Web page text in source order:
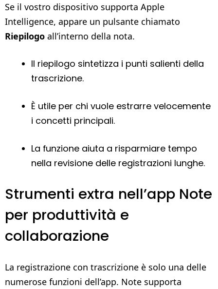
Se il vostro dispositivo supporta Apple
Intelligence, appare un pulsante chiamato
Riepilogo all’interno della nota.
Il riepilogo sintetizza i punti salienti della
trascrizione.
È utile per chi vuole estrarre velocemente
i concetti principali.
La funzione aiuta a risparmiare tempo
nella revisione delle registrazioni lunghe.
Strumenti extra nell’app Note
per produttività e
collaborazione
La registrazione con trascrizione è solo una delle
numerose funzioni dell’app. Note supporta